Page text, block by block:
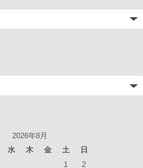
2026年8月
水 木 金 土
日
1
2